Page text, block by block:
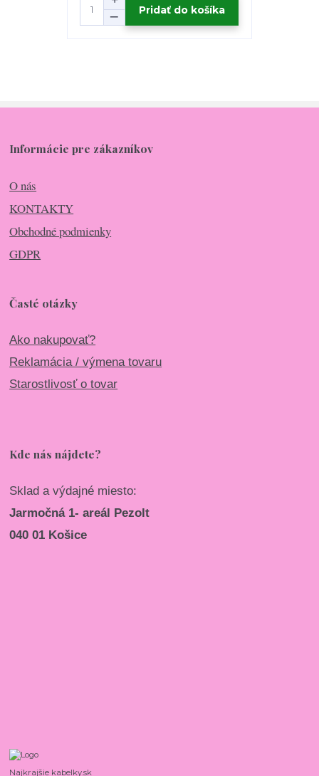
Pridať do košíka
Informácie pre zákazníkov
O nás
KONTAKTY
Obchodné podmienky
GDPR
Časté otázky
Ako nakupovať?
Reklamácia / výmena tovaru
Starostlivosť o tovar
Kde nás nájdete?
Sklad a výdajné miesto:
Jarmočná 1- areál Pezolt
040 01 Košice
Najkrajšie kabelky.sk